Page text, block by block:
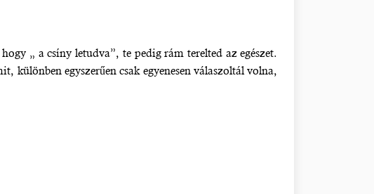
„ a csíny letudva”, te pedig rám terelted az egészet.
különben egyszerűen csak egyenesen válaszoltál volna,